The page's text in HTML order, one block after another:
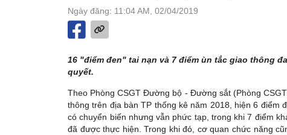
Ngày đăng: 11:04 AM, 02/04/2019
16 "điểm đen" tai nạn và 7 điểm ùn tắc giao thông
quyết.
Theo Phòng CSGT Đường bộ - Đường sắt (Phòng
thông trên địa bàn TP thống kê năm 2018, hiện 6 điểm
có chuyển biến nhưng vẫn phức tạp, trong khi 7 điểm
đã được thực hiện. Trong khi đó, cơ quan chức năng